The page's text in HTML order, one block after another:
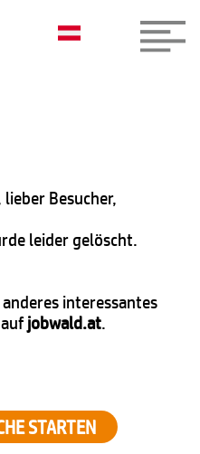
Besucher,
leider gelöscht.
interessantes
jobwald.at.
STARTEN